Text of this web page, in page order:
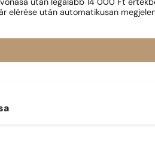
után legalább 14 000 Ft
elérése után automatikusan